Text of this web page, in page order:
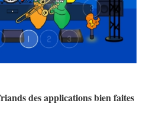
des applications bien faites